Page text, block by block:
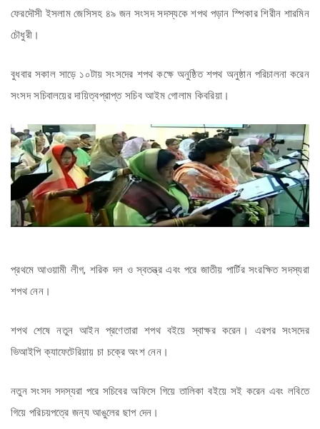
ফেরদৌসী ইসলাম জেসিসহ ৪৯ জন সংসদ সদস্যকে শপথ পড়ান স্পিকার শিরীন শারমিন
চৌধুরী।
বুধবার সকাল সাড়ে ১০টায় সংসদের শপথ কক্ষে অনুষ্ঠিত শপথ অনুষ্ঠান পরিচালনা করেন
সংসদ সচিবালয়ের দায়িত্বপ্রাপ্ত সচিব আইম গোলাম কিবরিয়া।
প্রথমে আওয়ামী লীগ, শরিক দল ও স্বতন্ত্র এবং পরে জাতীয় পার্টির সংরক্ষিত সদস্যরা
শপথ নেন।
শপথ শেষে নতুন আইন প্রণেতারা শপথ বইয়ে স্বাক্ষর করেন। এরপর সংসদের
ভিআইপি ক্যাফেটেরিয়ায় চা চক্রে অংশ নেন।
নতুন সংসদ সদস্যরা পরে সচিবের অফিসে গিয়ে তালিকা বইয়ে সই করেন এবং লবিতে
গিয়ে পরিচয়পত্রে জন্য আঙুলের ছাপ দেন।